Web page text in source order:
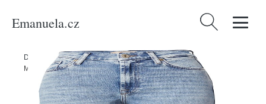
Emanuela.cz Vyhledávání
Domů Produkty/Ženy/Oblečení/Džíny/Džíny 'LOTTA' 7 For All
Mankind modrá džínovina